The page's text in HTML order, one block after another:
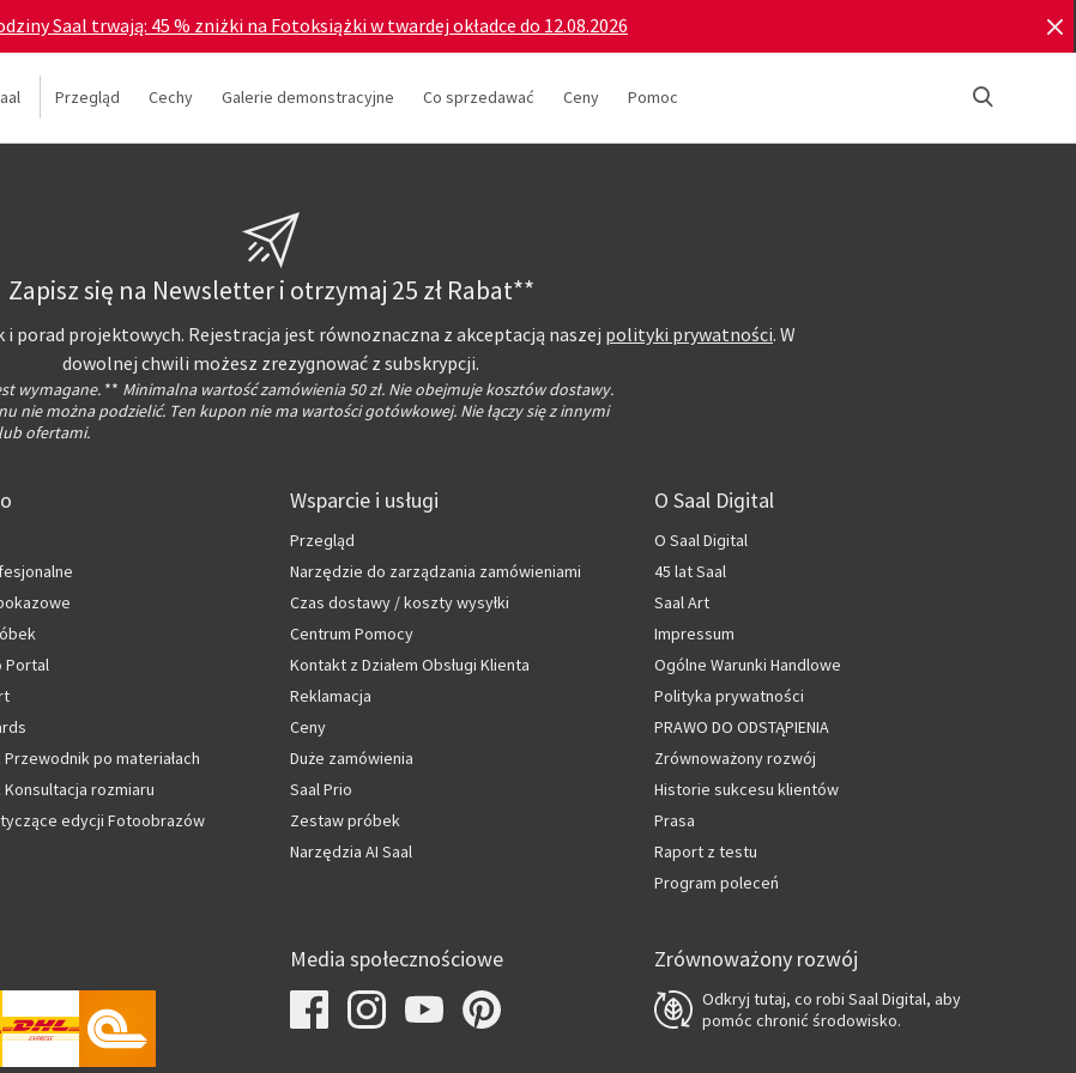
Saal trwają: 45 % zniżki na Fotoksiążki w twardej okładce do 12.08.2026
Przegląd Cechy Galerie demonstracyjne Co sprzedawać Ceny Pomoc
Zapisz się na Newsletter i otrzymaj 25 zł Rabat**
porad projektowych. Rejestracja jest równoznaczna z akceptacją naszej polityki prywatności. W
dowolnej chwili możesz zrezygnować z subskrypcji.
wymagane. ** Minimalna wartość zamówienia 50 zł. Nie obejmuje kosztów dostawy.
nie można podzielić. Ten kupon nie ma wartości gotówkowej. Nie łączy się z innymi
ofertami.
Portal
po materiałach
rozmiaru
edycji Fotoobrazów
Wsparcie i usługi
Przegląd
Narzędzie do zarządzania zamówieniami
Czas dostawy / koszty wysyłki
Centrum Pomocy
Kontakt z Działem Obsługi Klienta
Reklamacja
Ceny
Duże zamówienia
Saal Prio
Zestaw próbek
Narzędzia AI Saal
O Saal Digital
O Saal Digital
45 lat Saal
Saal Art
Impressum
Ogólne Warunki Handlowe
Polityka prywatności
PRAWO DO ODSTĄPIENIA
Zrównoważony rozwój
Historie sukcesu klientów
Prasa
Raport z testu
Program poleceń
Media społecznościowe Zrównoważony rozwój
Odkryj tutaj, co robi Saal Digital, aby
pomóc chronić środowisko.